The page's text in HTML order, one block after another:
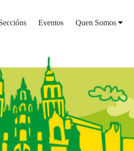
Eventos Quen Somos